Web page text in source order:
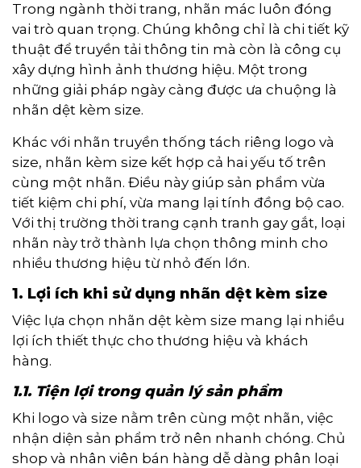
Trong ngành thời trang, nhãn mác luôn đóng
vai trò quan trọng. Chúng không chỉ là chi tiết kỹ
thuật để truyền tải thông tin mà còn là công cụ
xây dựng hình ảnh thương hiệu. Một trong
những giải pháp ngày càng được ưa chuộng là
nhãn dệt kèm size.
Khác với nhãn truyền thống tách riêng logo và
size, nhãn kèm size kết hợp cả hai yếu tố trên
cùng một nhãn. Điều này giúp sản phẩm vừa
tiết kiệm chi phí, vừa mang lại tính đồng bộ cao.
Với thị trường thời trang cạnh tranh gay gắt, loại
nhãn này trở thành lựa chọn thông minh cho
nhiều thương hiệu từ nhỏ đến lớn.
1. Lợi ích khi sử dụng nhãn dệt kèm size
Việc lựa chọn nhãn dệt kèm size mang lại nhiều
lợi ích thiết thực cho thương hiệu và khách
hàng.
1.1. Tiện lợi trong quản lý sản phẩm
Khi logo và size nằm trên cùng một nhãn, việc
nhận diện sản phẩm trở nên nhanh chóng. Chủ
shop và nhân viên bán hàng dễ dàng phân loại